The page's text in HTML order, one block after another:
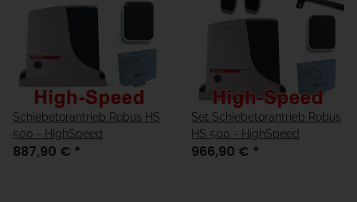
Schiebetorantrieb Robus HS
500 - HighSpeed
887,90 € *
Set Schiebetorantrieb Robus
HS 500 - HighSpeed
966,90 € *